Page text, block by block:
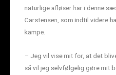
naturlige afløser har i denne
Carstensen, som indtil videre
kampe.
– Jeg vil vise mit for, at det
så vil jeg selvfølgelig gøre mit